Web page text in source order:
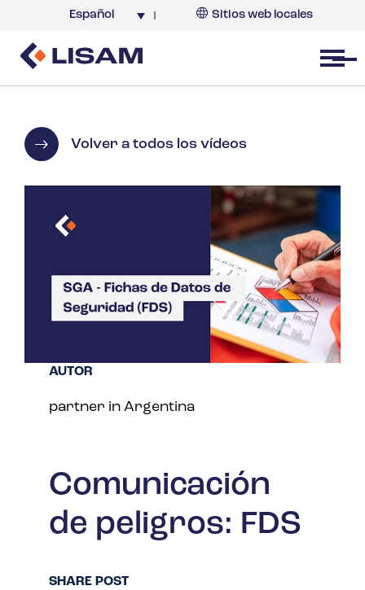
Español Sitios web locales
Open menu
Volver a todos los vídeos
Comunicación
de peligros: FDS
AUTOR
partner in Argentina
SHARE POST